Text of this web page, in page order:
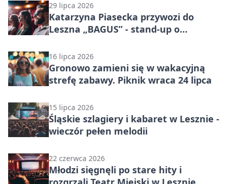
29 lipca 2026
Katarzyna Piasecka przywozi do
Leszna „BAGUS” - stand-up o
16 lipca 2026
Gronowo zamieni się w wakacyjną
strefę zabawy. Piknik wraca 24 lipca
15 lipca 2026
Śląskie szlagiery i kabaret w Lesznie -
wieczór pełen melodii
22 czerwca 2026
Młodzi sięgnęli po stare hity i